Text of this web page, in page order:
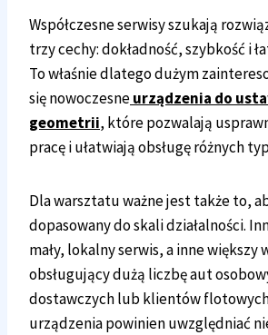
Współczesne serwisy szukają
trzy cechy: dokładność, szybkość i
To właśnie dlatego dużym
się nowoczesneurządzenia do
geometrii, które pozwalają
pracę i ułatwiają obsługę różnych
Dla warsztatu ważne jest także to,
dopasowany do skali działalności.
mały, lokalny serwis, a inne większy
obsługujący dużą liczbę aut
dostawczych lub klientów
urządzenia powinien uwzględniać